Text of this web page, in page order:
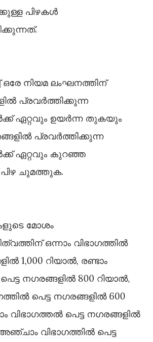
പിഴകൾ
നിയമ ലംഘനത്തിന്
പ്രവർത്തിക്കുന്ന
ഏറ്റവും ഉയർന്ന തുകയും
പ്രവർത്തിക്കുന്ന
ഏറ്റവും കുറഞ്ഞ
ചുമത്തുക.
മോശം
ഒന്നാം വിഭാഗത്തിൽ
1,000 റിയാൽ, രണ്ടാം
നഗരങ്ങളിൽ 800 റിയാൽ,
പെട്ട നഗരങ്ങളിൽ 600
വിഭാഗത്തൽ പെട്ട നഗരങ്ങളിൽ
വിഭാഗത്തിൽ പെട്ട